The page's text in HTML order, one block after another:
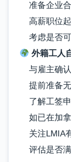
准备企业
高薪职位
考虑是否
外籍工人
与雇主确
提前准备
了解工签
如已在加
关注LMIA
评估是否